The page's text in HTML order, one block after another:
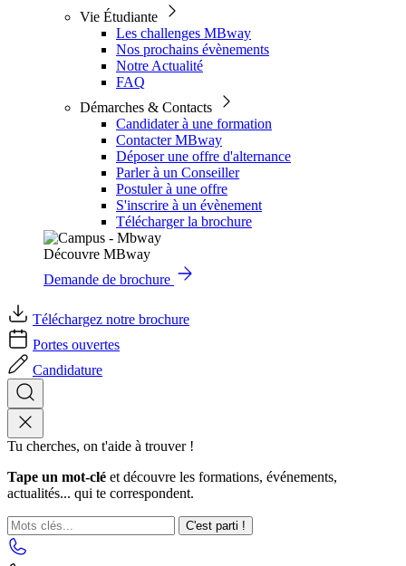
Vie Étudiante
Les challenges MBway
Nos prochains évènements
Notre Actualité
FAQ
Démarches & Contacts
Candidater à une formation
Contacter MBway
Déposer une offre d'alternance
Parler à un Conseiller
Postuler à une offre
S'inscrire à un évènement
Télécharger la brochure
Découvre MBway
Demande de brochure
Téléchargez notre brochure
Portes ouvertes
Candidature
Tu cherches, on t'aide à trouver !
Tape un mot-clé et découvre les formations, événements,
actualités... qui te correspondent.
C'est parti !